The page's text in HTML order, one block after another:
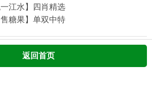
江水】四肖精选
糖果】单双中特
返回首页